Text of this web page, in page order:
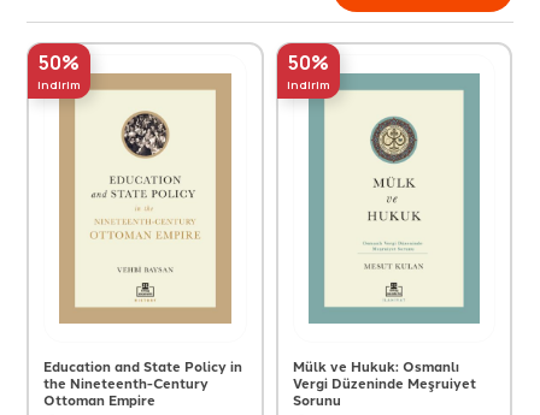
50%
indirim
Education and State Policy in
the Nineteenth-Century
Ottoman Empire
50%
indirim
Mülk ve Hukuk: Osmanlı
Vergi Düzeninde Meşruiyet
Sorunu